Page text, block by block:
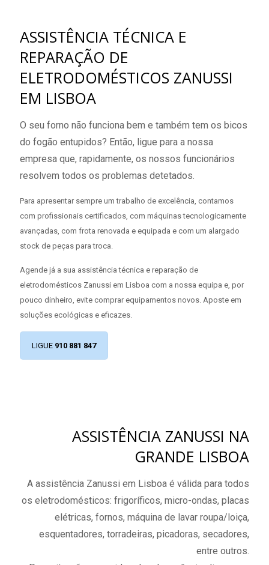
ASSISTÊNCIA TÉCNICA E
REPARAÇÃO DE
ELETRODOMÉSTICOS ZANUSSI
EM LISBOA
O seu forno não funciona bem e também tem os bicos
do fogão entupidos? Então, ligue para a nossa
empresa que, rapidamente, os nossos funcionários
resolvem todos os problemas detetados.
Para apresentar sempre um trabalho de excelência, contamos
com profissionais certificados, com máquinas tecnologicamente
avançadas, com frota renovada e equipada e com um alargado
stock de peças para troca.
Agende já a sua assistência técnica e reparação de
eletrodomésticos Zanussi em Lisboa com a nossa equipa e, por
pouco dinheiro, evite comprar equipamentos novos. Aposte em
soluções ecológicas e eficazes.
LIGUE 910 881 847
ASSISTÊNCIA ZANUSSI NA
GRANDE LISBOA
A assistência Zanussi em Lisboa é válida para todos
os eletrodomésticos: frigoríficos, micro-ondas, placas
elétricas, fornos, máquina de lavar roupa/loiça,
esquentadores, torradeiras, picadoras, secadores,
entre outros.